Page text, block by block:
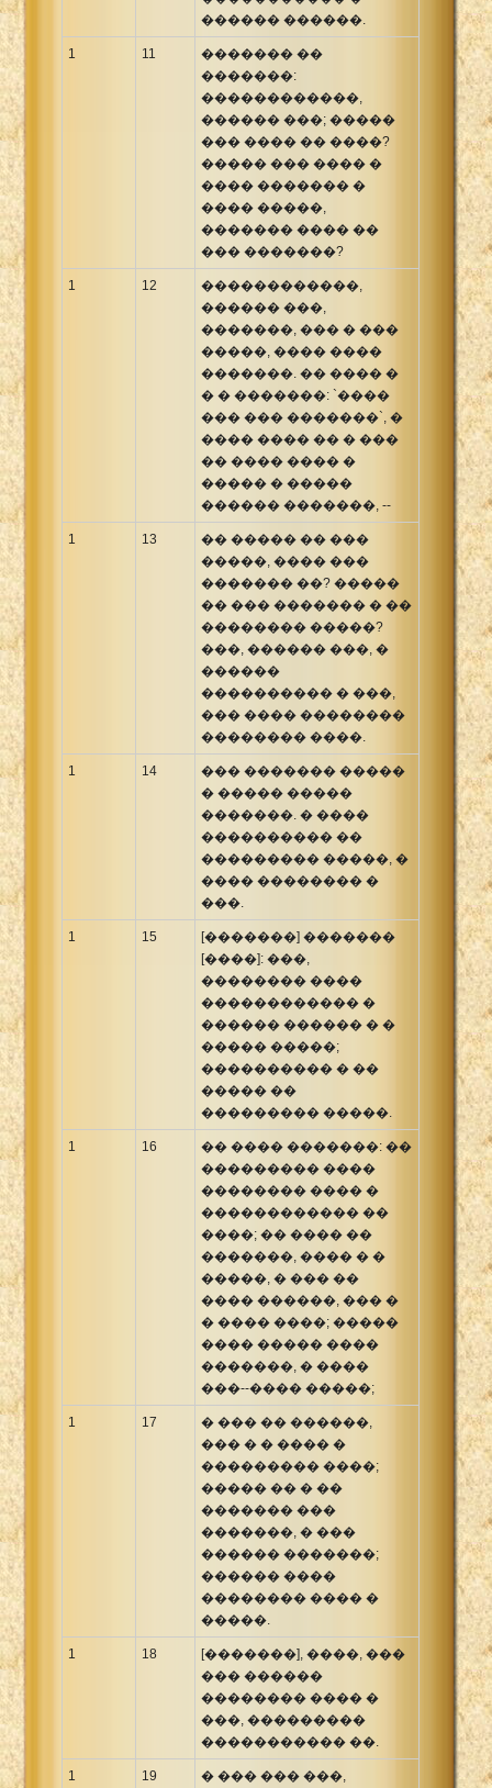
������ ������.
1 11
������� ��
�������:
������������,
������ ���; �����
��� ���� �� ����?
����� ��� ���� �
���� ������� �
���� �����,
������� ���� ��
��� �������?
1 12
������������,
������ ���,
�������, ��� � ���
�����, ���� ����
�������. �� ���� �
� � �������: `����
��� ��� �������`, �
���� ���� �� � ���
�� ���� ���� �
����� � �����
������ �������, --
1 13
�� ����� �� ���
�����, ���� ���
������� ��? �����
�� ��� ������� � ��
�������� �����?
���, ������ ���, �
������
���������� � ���,
��� ���� ��������
�������� ����.
1 14
��� ������� �����
� ����� �����
�������. � ����
���������� ��
��������� �����, �
���� �������� �
���.
1 15
[�������] �������
[����]: ���,
�������� ����
������������ �
������ ������ � �
����� �����;
���������� � ��
����� ��
��������� �����.
1 16
�� ���� �������: ��
��������� ����
�������� ���� �
������������ ��
����; �� ���� ��
�������, ���� � �
�����, � ��� ��
���� ������, ��� �
� ���� ����; �����
���� ����� ����
�������, � ����
���--���� �����;
1 17
� ��� �� ������,
��� � � ���� �
��������� ����;
����� �� � ��
������� ���
�������, � ���
������ �������;
������ ����
�������� ���� �
�����.
1 18
[�������], ����, ���
��� ������
�������� ���� �
���, ���������
����������� ��.
1 19
� ��� ��� ���,